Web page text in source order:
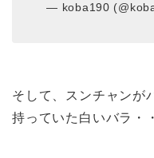
— koba190
そして、スンチャンが
持っていた白いバラ・